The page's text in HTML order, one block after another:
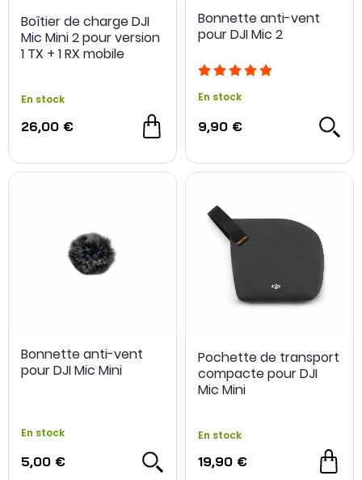
Boîtier de charge DJI
Mic Mini 2 pour version
1 TX + 1 RX mobile
En stock
26,00 €
Bonnette anti-vent
pour DJI Mic 2
En stock
9,90 €
Bonnette anti-vent
pour DJI Mic Mini
En stock
5,00 €
Pochette de transport
compacte pour DJI
Mic Mini
En stock
19,90 €